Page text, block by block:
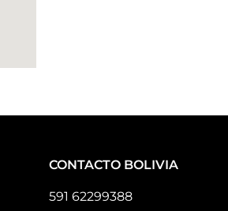
CONTACTO BOLIVIA
591 62299388